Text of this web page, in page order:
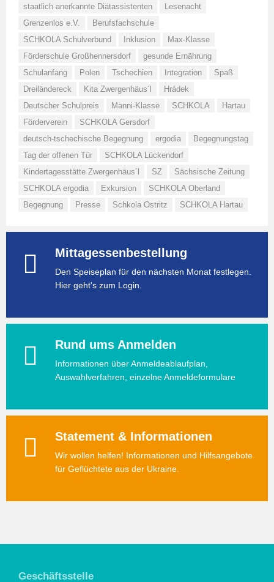
staatlich anerkannte Diätassistenten
Lesenacht
Grenzenlos e.V.
Berufsfachschule
SCHKOLA Schulverbund
Inklusion
Max-Klasse
Förderschule Großhennersdorf
gesunde Ernährung
Schulanfang
Polen Tschechien Integration
Spaß
Dreiländereck
Kita Zwergenhäus´l
Hrádek
Deutscher Schulpreis
Manni-Klasse SCHKOLA
Hartau
Förderverein
SCHKOLA Gersdorf
deutsch-tschechische Begegnung
ergodia
Begegnungstag
Tag der offenen Tür
SCHKOLA Lückendorf
Kindertagesstätte Zwergenhäus´l
SZ
Sächsische Zeitung
SCHKOLA ergodia
Exkursion
SCHKOLA Oberland
Begegnung
Presse Schkola Ostritz SCHKOLA Hartau
Mittagessenbestellung
Den Speiseplan für den nächsten Monat festlegen.
Hier geht's zum Login.
Rund ums Anmelden
Informationen über Anmeldeablaufplan,
Auswahlverfahren, einzelne Anmeldeformulare
Statement & Informationen
Wir wollen helfen! Informationen und Hilfsangebote
für Geflüchtete aus der Ukraine.
Geschäftsstelle